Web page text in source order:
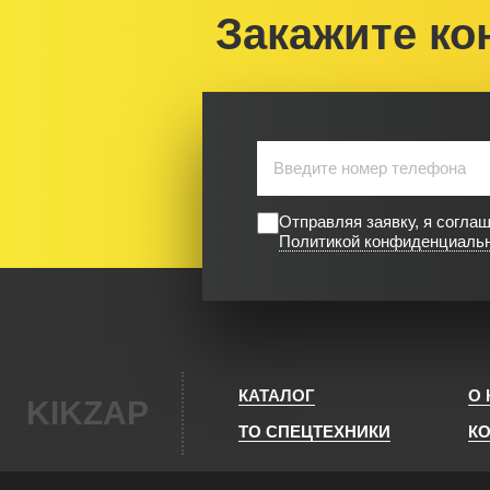
Закажите
Отправляя заявку, я
Политикой
KIKZAP КАТАЛОГ
О
ТО СПЕЦТЕХНИКИ